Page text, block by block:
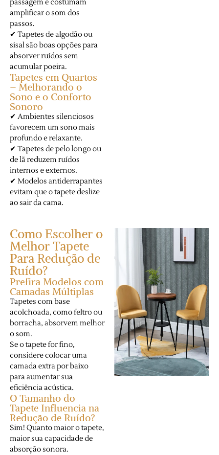
passagem e costumam
amplificar o som dos
passos.
✔ Tapetes de algodão ou
sisal são boas opções para
absorver ruídos sem
acumular poeira.
Tapetes em Quartos
– Melhorando o
Sono e o Conforto
Sonoro
✔ Ambientes silenciosos
favorecem um sono mais
profundo e relaxante.
✔ Tapetes de pelo longo ou
de lã reduzem ruídos
internos e externos.
✔ Modelos antiderrapantes
evitam que o tapete deslize
ao sair da cama.
Como Escolher o
Melhor Tapete
Para Redução de
Ruído?
Prefira Modelos com
Camadas Múltiplas
Tapetes com base
acolchoada, como feltro ou
borracha, absorvem melhor
o som.
Se o tapete for fino,
considere colocar uma
camada extra por baixo
para aumentar sua
eficiência acústica.
O Tamanho do
Tapete Influencia na
Redução de Ruído?
Sim! Quanto maior o tapete,
maior sua capacidade de
absorção sonora.